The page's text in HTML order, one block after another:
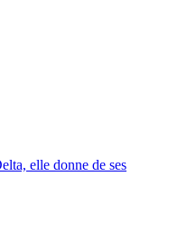
elle donne de ses